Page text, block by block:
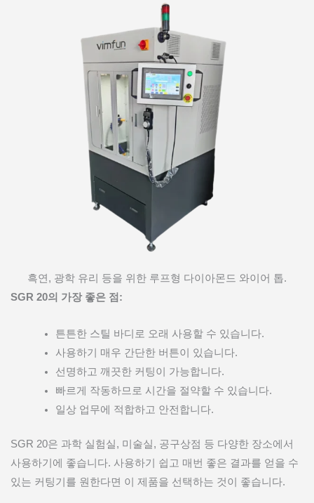
흑연, 광학 유리 등을 위한 루프형 다이아몬드 와이어 톱.
SGR 20의 가장 좋은 점:
튼튼한 스틸 바디로 오래 사용할 수 있습니다.
사용하기 매우 간단한 버튼이 있습니다.
선명하고 깨끗한 커팅이 가능합니다.
빠르게 작동하므로 시간을 절약할 수 있습니다.
일상 업무에 적합하고 안전합니다.
SGR 20은 과학 실험실, 미술실, 공구상점 등 다양한 장소에서
사용하기에 좋습니다. 사용하기 쉽고 매번 좋은 결과를 얻을 수
있는 커팅기를 원한다면 이 제품을 선택하는 것이 좋습니다.